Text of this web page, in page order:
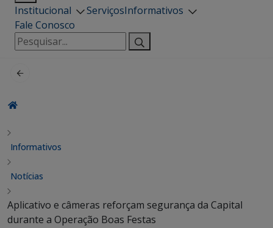
Institucional ServiçosInformativos
Fale Conosco
Pesquisar
por:
Informativos
Notícias
Aplicativo e câmeras reforçam segurança da Capital
durante a Operação Boas Festas